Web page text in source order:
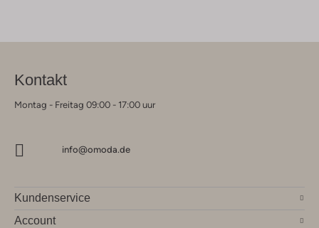
Kontakt
Montag - Freitag 09:00 - 17:00 uur
info@omoda.de
Kundenservice
Account